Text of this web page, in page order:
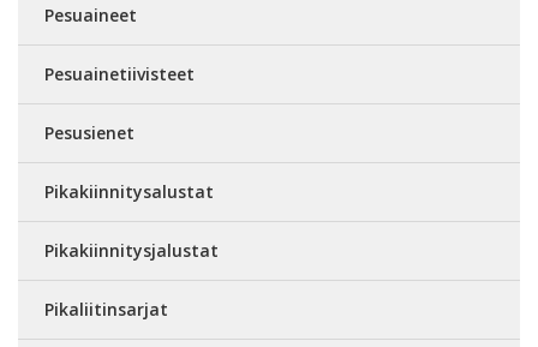
Pesuaineet
Pesuainetiivisteet
Pesusienet
Pikakiinnitysalustat
Pikakiinnitysjalustat
Pikaliitinsarjat